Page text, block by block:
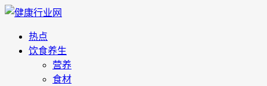
热点
饮食养生
营养
食材